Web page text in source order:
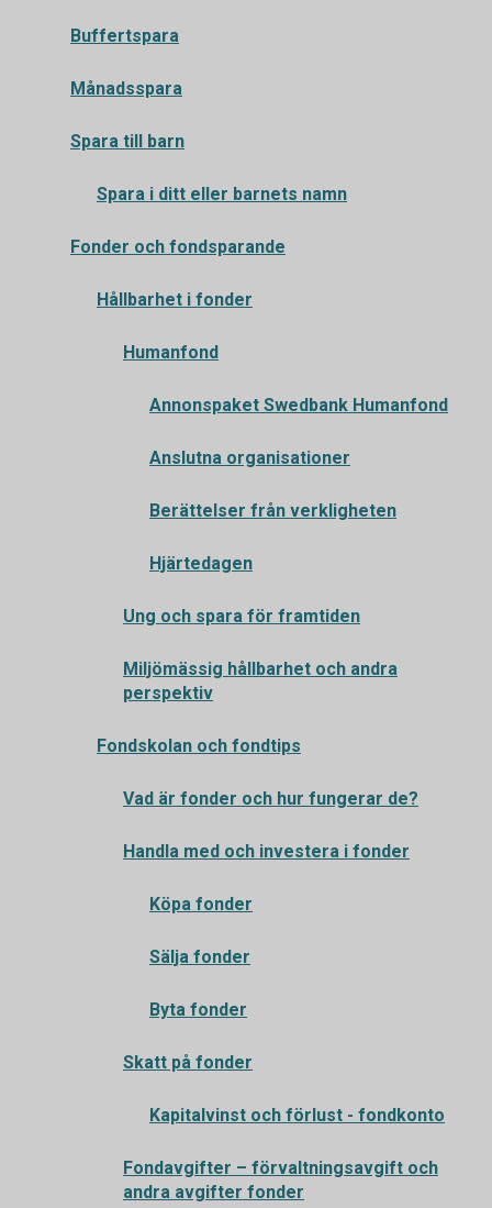
Buffertspara
Månadsspara
Spara till barn
Spara i ditt eller barnets namn
Fonder och fondsparande
Hållbarhet i fonder
Humanfond
Annonspaket Swedbank Humanfond
Anslutna organisationer
Berättelser från verkligheten
Hjärtedagen
Ung och spara för framtiden
Miljömässig hållbarhet och andra
perspektiv
Fondskolan och fondtips
Vad är fonder och hur fungerar de?
Handla med och investera i fonder
Köpa fonder
Sälja fonder
Byta fonder
Skatt på fonder
Kapitalvinst och förlust - fondkonto
Fondavgifter – förvaltningsavgift och
andra avgifter fonder